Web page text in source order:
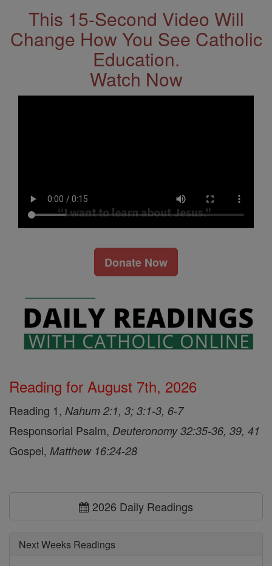
This 15-Second Video Will
Change How You See Catholic
Education.
Watch Now
Donate Now
Reading for August 7th, 2026
Reading 1, Nahum 2:1, 3; 3:1-3, 6-7
Responsorial Psalm, Deuteronomy 32:35-36, 39, 41
Gospel, Matthew 16:24-28
2026 Daily Readings
Next Weeks Readings